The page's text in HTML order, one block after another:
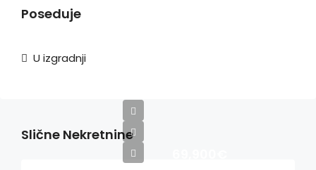
Poseduje
U izgradnji
Slične Nekretnine